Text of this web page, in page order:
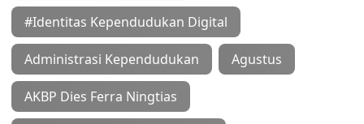
#Identitas Kependudukan Digital
Administrasi Kependudukan Agustus
AKBP Dies Ferra Ningtias